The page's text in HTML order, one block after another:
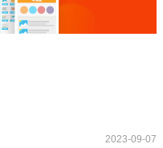
2023-09-07